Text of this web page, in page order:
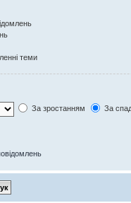
теми
За зростанням За